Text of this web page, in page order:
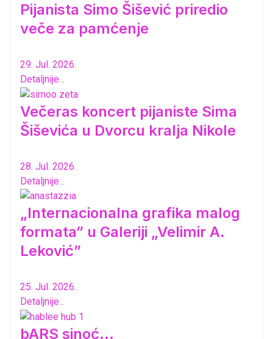
Pijanista Simo Šišević priredio
veče za pamćenje
29. Jul. 2026.
Detaljnije...
Večeras koncert pijaniste Sima
Šiševića u Dvorcu kralja Nikole
28. Jul. 2026.
Detaljnije...
„Internacionalna grafika malog
formata” u Galeriji „Velimir A.
Leković”
25. Jul. 2026.
Detaljnije...
bARS sinoć...